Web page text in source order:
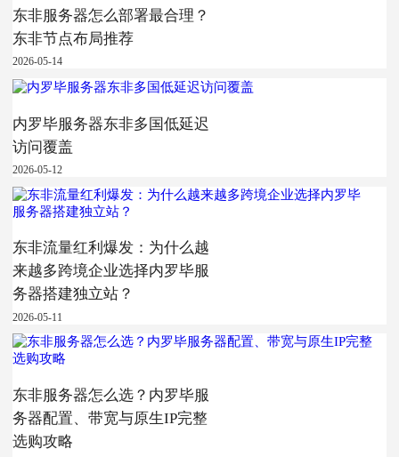
东非服务器怎么部署最合理？
东非节点布局推荐
2026-05-14
内罗毕服务器东非多国低延迟
访问覆盖
2026-05-12
东非流量红利爆发：为什么越
来越多跨境企业选择内罗毕服
务器搭建独立站？
2026-05-11
东非服务器怎么选？内罗毕服
务器配置、带宽与原生IP完整
选购攻略